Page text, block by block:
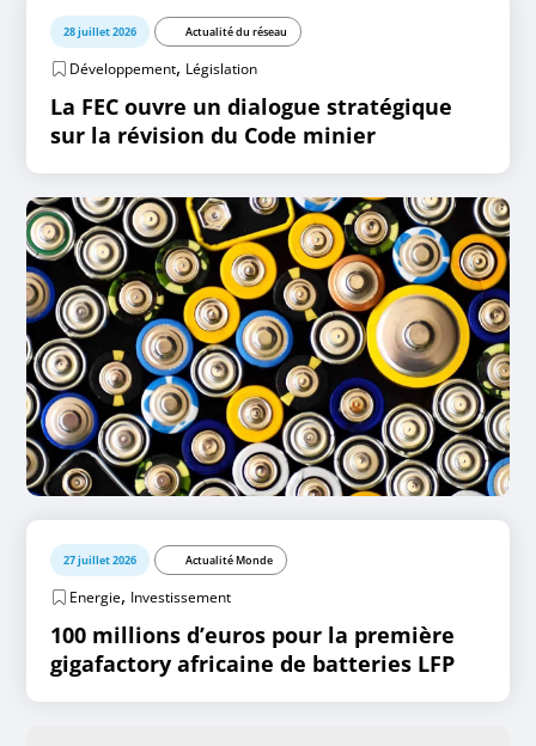
28 juillet 2026 Actualité du réseau
Développement, Législation
La FEC ouvre un dialogue stratégique
sur la révision du Code minier
27 juillet 2026 Actualité Monde
Energie, Investissement
100 millions d’euros pour la première
gigafactory africaine de batteries LFP